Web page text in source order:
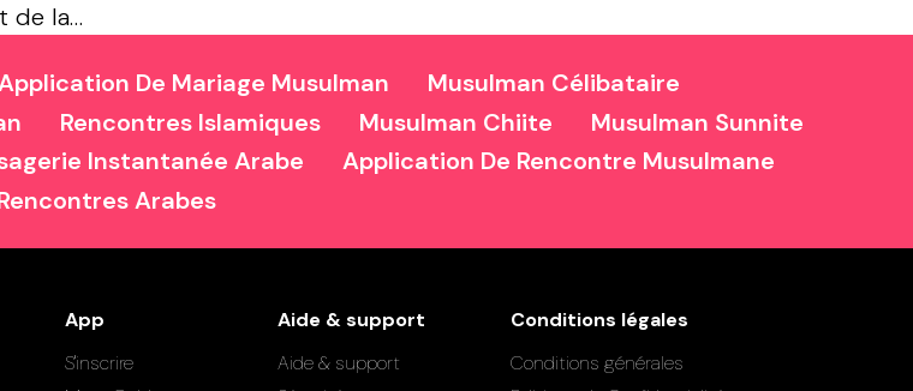
de la
De Mariage Musulman
Musulman Célibataire
Rencontres Islamiques Musulman Chiite
Musulman Sunnite
Instantanée Arabe
Application De Rencontre Musulmane
Arabes
App
S'inscrire
Aide & support
Aide & support
Conditions légales
Conditions générales